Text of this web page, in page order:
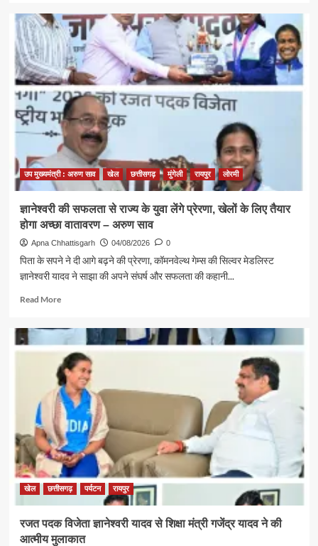
खेल
अधोसंरचना
की
मजबूती
और
खेलों
के
लिए
बेहतर
वातावरण
तैयार
करने
उत्कर्ष
मिशन
के
100
करोड़
उप मुख्यमंत्री : अरुण साव खेल छत्तीसगढ़ मुंगेली रायपुर लोरमी
ज्ञानेश्वरी की सफलता से राज्य के युवा लेंगे प्रेरणा, खेलों के लिए तैयार
होगा अच्छा वातावरण – अरुण साव
Apna Chhattisgarh 04/08/2026 0
पिता के सपने ने दी आगे बढ़ने की प्रेरणा, कॉमनवेल्थ गेम्स की सिल्वर मेडलिस्ट
ज्ञानेश्वरी यादव ने साझा की अपने संघर्ष और सफलता की कहानी...
Read MoreRead
ज्ञानेश्वरी
की
सफलता
से
राज्य
के
युवा
लेंगे
प्रेरणा,
खेलों
के
लिए
अच्छा
वातावरण
खेल छत्तीसगढ़ पर्यटन रायपुर
रजत पदक विजेता ज्ञानेश्वरी यादव से शिक्षा मंत्री गजेंद्र यादव ने की
आत्मीय मुलाकात